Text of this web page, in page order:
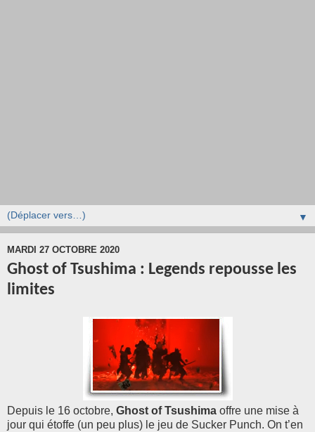
▼
MARDI 27 OCTOBRE 2020
Ghost of Tsushima : Legends repousse les
limites
Depuis le 16 octobre, Ghost of Tsushima offre une mise à
jour qui étoffe (un peu plus) le jeu de Sucker Punch. On t’en